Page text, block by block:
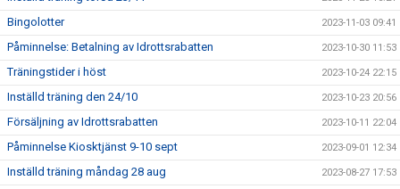
Bingolotter 2023-11-03 09:41
Påminnelse: Betalning av Idrottsrabatten 2023-10-30 11:53
Träningstider i höst 2023-10-24 22:15
Inställd träning den 24/10 2023-10-23 20:56
Försäljning av Idrottsrabatten 2023-10-11 22:04
Påminnelse Kiosktjänst 9-10 sept 2023-09-01 12:34
Inställd träning måndag 28 aug 2023-08-27 17:53